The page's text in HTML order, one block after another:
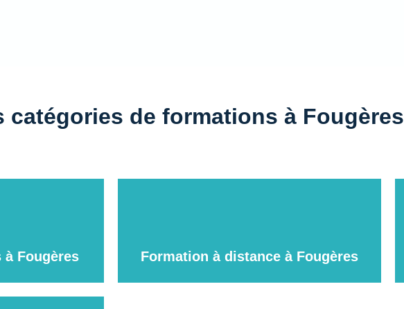
catégories de formations à Fougères
à Fougères Formation à distance à Fougères